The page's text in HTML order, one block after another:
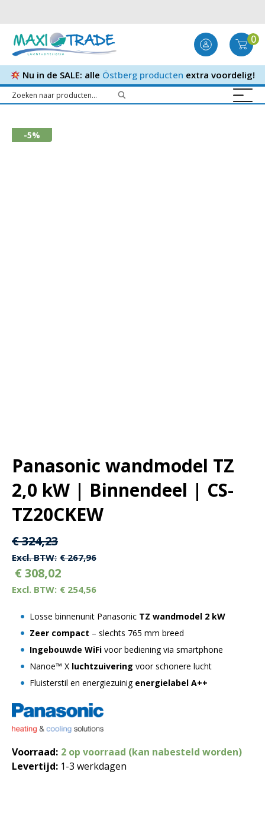
0
Nu in de SALE: alle Östberg producten extra voordelig!
-5%
Panasonic wandmodel TZ
2,0 kW | Binnendeel | CS-
TZ20CKEW
Oorspronkelijke
prijs
was:
€ 324,23.
€324,23Huidige
prijs
is:
€ 324,23.
€267,96
€308,02
€ 254,56
Losse binnenunit Panasonic TZ wandmodel 2 kW
Zeer compact – slechts 765 mm breed
Ingebouwde WiFi voor bediening via smartphone
Nanoe™ X luchtzuivering voor schonere lucht
Fluisterstil en energiezuinig energielabel A++
Voorraad: 2 op voorraad (kan nabesteld worden)
Levertijd: 1-3 werkdagen